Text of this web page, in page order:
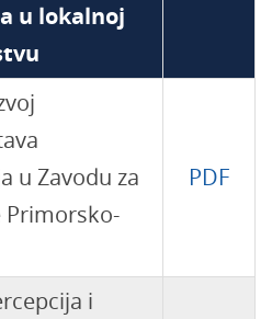
u lokalnoj
u Zavodu za
PDF
i